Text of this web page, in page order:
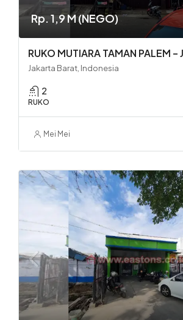
Rp. 1,9 M (NEGO)
RUKO MUTIARA TAMAN PALEM –
Jakarta Barat, Indonesia
2
RUKO
Mei Mei